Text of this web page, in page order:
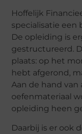
Hoffelijk
specialisatie een
De opleiding is
gestructureerd.
plaats: op het
hebt afgerond,
Aan de hand van
oefenmateriaal
opleiding heen
Daarbij is er ook